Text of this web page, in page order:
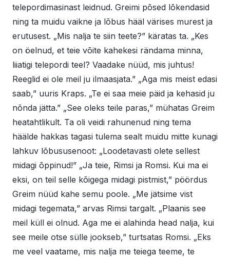
telepordimasinast leidnud. Greimi põsed lõkendasid
ning ta muidu vaikne ja lõbus hääl värises murest ja
erutusest. „Mis nalja te siin teete?” käratas ta. „Kes
on öelnud, et teie võite kahekesi rändama minna,
liiatigi telepordi teel? Vaadake nüüd, mis juhtus!
Reeglid ei ole meil ju ilmaasjata.” „Aga mis meist edasi
saab,” uuris Kraps. „Te ei saa meie päid ja kehasid ju
nõnda jätta.” „See oleks teile paras,” mühatas Greim
heatahtlikult. Ta oli veidi rahunenud ning tema
häälde hakkas tagasi tulema sealt muidu mitte kunagi
lahkuv lõbususenoot: „Loodetavasti olete sellest
midagi õppinud!” „Ja teie, Rimsi ja Romsi. Kui ma ei
eksi, on teil selle kõigega midagi pistmist,” pöördus
Greim nüüd kahe semu poole. „Me jätsime vist
midagi tegemata,” arvas Rimsi targalt. „Plaanis see
meil küll ei olnud. Aga me ei alahinda head nalja, kui
see meile otse sülle jookseb,” turtsatas Romsi. „Eks
me veel vaatame, mis nalja me teiega teeme, te